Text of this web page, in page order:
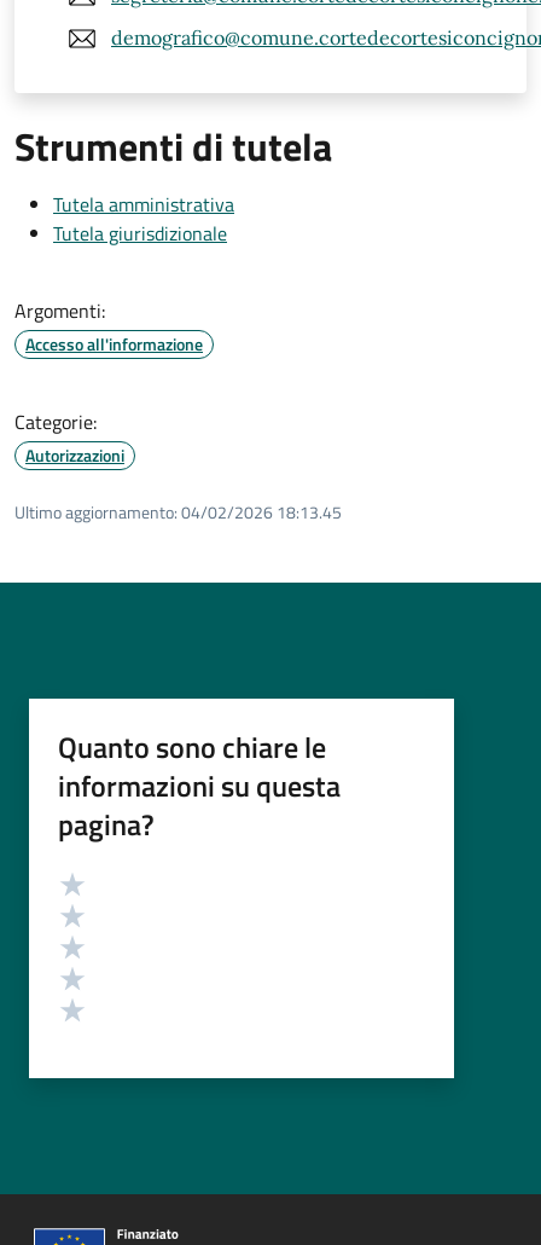
Strumenti di tutela
Tutela amministrativa
Tutela giurisdizionale
Argomenti:
Accesso all'informazione
Categorie:
Autorizzazioni
Ultimo aggiornamento:04/02/2026 18:13.45
Quanto sono chiare le
informazioni su questa
pagina?
Valutazione